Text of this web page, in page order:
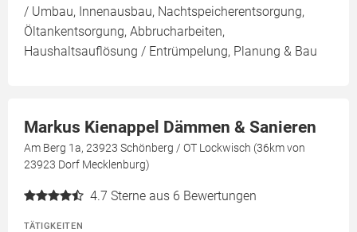
/ Umbau, Innenausbau, Nachtspeicherentsorgung,
Öltankentsorgung, Abbrucharbeiten,
Haushaltsauflösung / Entrümpelung, Planung & Bau
Markus Kienappel Dämmen & Sanieren
Am Berg 1a, 23923 Schönberg / OT Lockwisch (36km von
23923 Dorf Mecklenburg)
4.7 Sterne aus 6 Bewertungen
TÄTIGKEITEN